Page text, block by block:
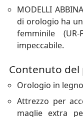
MODELLI
di orologio ha
femminile
impeccabile.
Contenuto del
Orologio in
Attrezzo per
maglie extra